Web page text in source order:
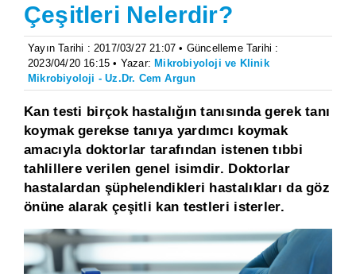
Çeşitleri Nelerdir?
Yayın Tarihi : 2017/03/27 21:07 • Güncelleme Tarihi :
2023/04/20 16:15 • Yazar:Mikrobiyoloji ve Klinik
Mikrobiyoloji - Uz.Dr. Cem Argun
Kan testi birçok hastalığın tanısında gerek tanı
koymak gerekse tanıya yardımcı koymak
amacıyla doktorlar tarafından istenen tıbbi
tahlillere verilen genel isimdir. Doktorlar
hastalardan şüphelendikleri hastalıkları da göz
önüne alarak çeşitli kan testleri isterler.